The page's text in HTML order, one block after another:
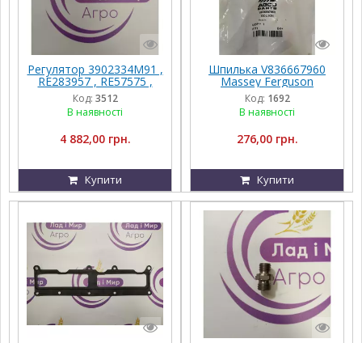
Регулятор 3902334M91 ,
RE283957 , RE57575 ,
RE174764 , AL160578
Код: 3512
В наявності
4 882,00 грн.
Купити
Шпилька V836667960
Massey Ferguson
Код: 1692
В наявності
276,00 грн.
Купити